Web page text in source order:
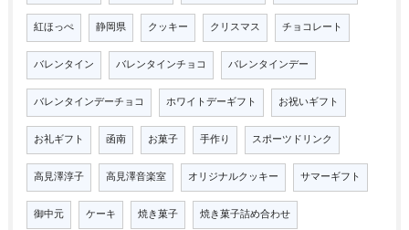
紅ほっぺ 静岡県 クッキー クリスマス チョコレート
バレンタイン バレンタインチョコ バレンタインデー
バレンタインデーチョコ ホワイトデーギフト お祝いギフト
お礼ギフト 函南 お菓子 手作り スポーツドリンク
高見澤淳子 高見澤音楽室 オリジナルクッキー サマーギフト
御中元 ケーキ 焼き菓子 焼き菓子詰め合わせ